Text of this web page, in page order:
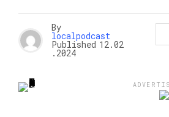
By
localpodcast
Published 12.02
.2024